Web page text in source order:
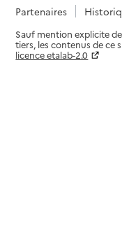
Partenaires
Sauf mention explicite
tiers, les contenus de ce
licence etalab-2.0